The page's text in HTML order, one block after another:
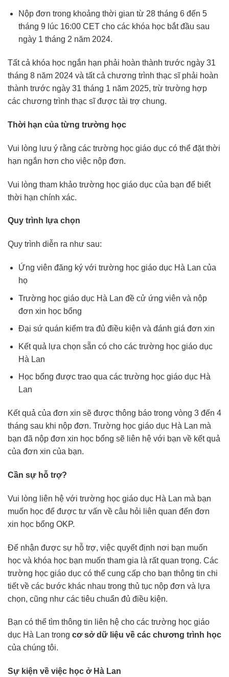
Nộp đơn trong khoảng thời gian từ 28 tháng 6 đến 5
tháng 9 lúc 16:00 CET cho các khóa học bắt đầu sau
ngày 1 tháng 2 năm 2024.
Tất cả khóa học ngắn hạn phải hoàn thành trước ngày 31
tháng 8 năm 2024 và tất cả chương trình thạc sĩ phải hoàn
thành trước ngày 31 tháng 1 năm 2025, trừ trường hợp
các chương trình thạc sĩ được tài trợ chung.
Thời hạn của từng trường học
Vui lòng lưu ý rằng các trường học giáo dục có thể đặt thời
hạn ngắn hơn cho việc nộp đơn.
Vui lòng tham khảo trường học giáo dục của bạn để biết
thời hạn chính xác.
Quy trình lựa chọn
Quy trình diễn ra như sau:
Ứng viên đăng ký với trường học giáo dục Hà Lan của
họ
Trường học giáo dục Hà Lan đề cử ứng viên và nộp
đơn xin học bổng
Đại sứ quán kiểm tra đủ điều kiện và đánh giá đơn xin
Kết quả lựa chọn sẵn có cho các trường học giáo dục
Hà Lan
Học bổng được trao qua các trường học giáo dục Hà
Lan
Kết quả của đơn xin sẽ được thông báo trong vòng 3 đến 4
tháng sau khi nộp đơn. Trường học giáo dục Hà Lan mà
bạn đã nộp đơn xin học bổng sẽ liên hệ với bạn về kết quả
của đơn xin của bạn.
Cần sự hỗ trợ?
Vui lòng liên hệ với trường học giáo dục Hà Lan mà bạn
muốn học để được tư vấn về câu hỏi liên quan đến đơn
xin học bổng OKP.
Để nhận được sự hỗ trợ, việc quyết định nơi bạn muốn
học và khóa học bạn muốn tham gia là rất quan trọng. Các
trường học giáo dục có thể cung cấp cho bạn thông tin chi
tiết về các bước khác nhau trong thủ tục nộp đơn và lựa
chọn, cũng như các tiêu chuẩn đủ điều kiện.
Bạn có thể tìm thông tin liên hệ cho các trường học giáo
dục Hà Lan trong cơ sở dữ liệu về các chương trình học
của chúng tôi.
Sự kiện về việc học ở Hà Lan